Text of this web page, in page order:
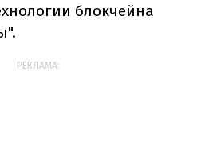
блокчейна
РЕКЛАМА: